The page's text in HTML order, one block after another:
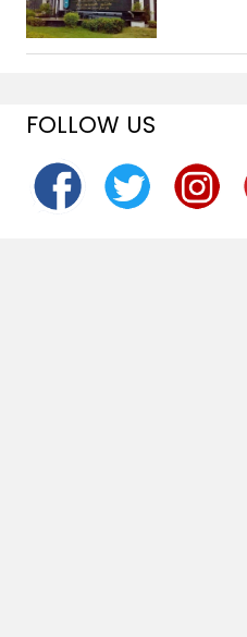
FOLLOW US